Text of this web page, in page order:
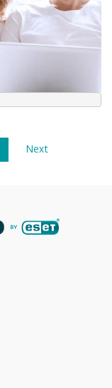
Next